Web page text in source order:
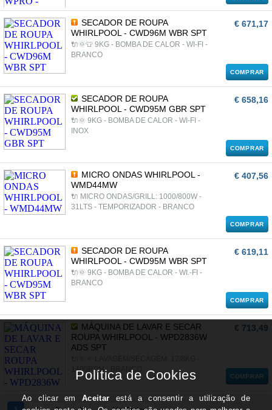
SECADOR DE ROUPA
WHIRLPOOL - CWD96M WBR SPT
🔌🌞👕 9KG - BOMBA DE CALOR - WI-FI -
BRANCO
€ 671,17
COMPRAR
SECADOR DE ROUPA
WHIRLPOOL - CWD95M GBR SPT
🔌🌞 9KG - BOMBA DE CALOR - WI-FI -
INOX
€ 658,16
COMPRAR
MICRO ONDAS WHIRLPOOL -
WMD44MW
🔌 MICRO ONDAS/GRILL: 1000/800W -
31LTS - TEMPORIZADOR - BRANCO
€ 407,56
COMPRAR
SECADOR DE ROUPA
WHIRLPOOL - CWD95M WBR SPT
🔌🌞 9KG - BOMBA DE CALOR - WI.-FI -
BRANCO
€ 619,11
COMPRAR
MÁQUINA DE LAVAR E SECAR
ROUPA WHIRLPOOL - WPD2836W
ADS SPT
1400RPM - BRANCO
€ 713,49
COMPRAR